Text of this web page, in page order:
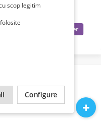
scop legitim
Configure